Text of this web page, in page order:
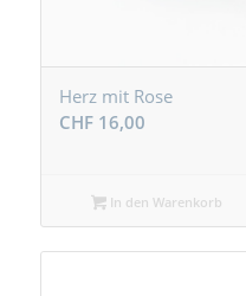
Herz mit Rose
CHF16,00
In den Warenkorb